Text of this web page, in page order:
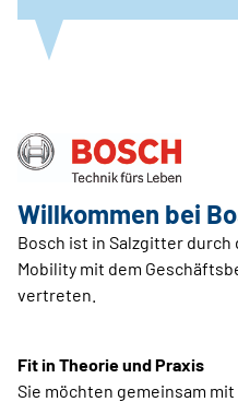
Willkommen bei
Bosch ist in Salzgitter
Mobility mit dem
vertreten.
Fit in Theorie und Praxis
Sie möchten gemeinsam